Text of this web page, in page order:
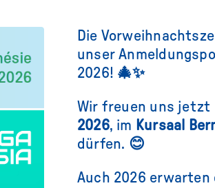
Die
unser
2026! 🎄✨
Wir freuen uns jetzt
2026, im Kursaal
dürfen. 😊
Auch 2026